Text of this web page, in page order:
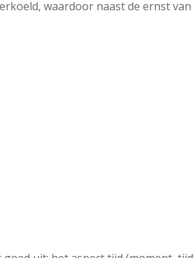
waardoor naast de ernst